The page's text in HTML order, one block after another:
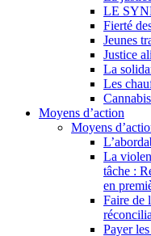
LE
Fierté
Jeunes
Justice
La
Les
Moyens d’action
Moyens
La
tâche :
en
Faire de
Payer